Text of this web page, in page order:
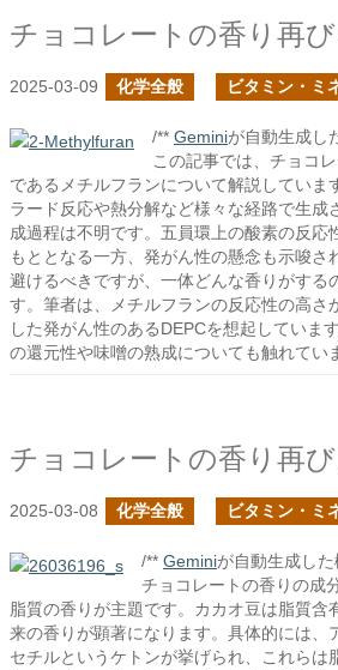
チョコレートの香り再び
2025-03-09 化学全般 ビタミン・ミ
/** Geminiが自動生成し
この記事では、チョコ
であるメチルフランについて解説していま
ラード反応や熱分解など様々な経路で生成
成過程は不明です。五員環上の酸素の反応
もととなる一方、発がん性の懸念も示唆さ
避けるべきですが、一体どんな香りがする
す。筆者は、メチルフランの反応性の高さ
した発がん性のあるDEPCを想起していま
の還元性や味噌の熟成についても触れてい
チョコレートの香り再び
2025-03-08 化学全般 ビタミン・ミ
/** Geminiが自動生成し
チョコレートの香りの成
脂質の香りが主題です。カカオ豆は脂質含
来の香りが顕著になります。具体的には、
セチルというケトンが挙げられ、これらは